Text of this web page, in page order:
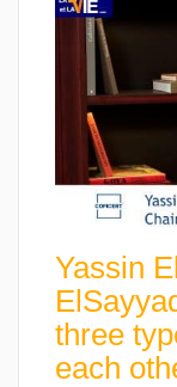
Yassin
three
each